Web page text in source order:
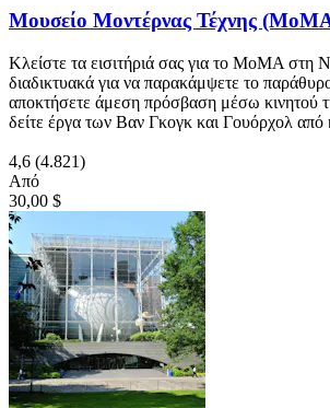
Μουσείο Μοντέρνας Τέχνης
Κλείστε τα εισιτήριά σας για το ΜοΜΑ στη
διαδικτυακά για να παρακάμψετε το
αποκτήσετε άμεση πρόσβαση μέσω κινητού
δείτε έργα των Βαν Γκογκ και Γουόρχολ από
4,6 (4.821)
Από
30,00 $